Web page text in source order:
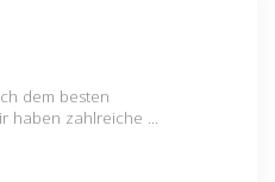
dem besten
haben zahlreiche ...